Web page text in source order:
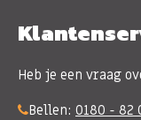
Heb je een vraag
Bellen: 0180 - 82